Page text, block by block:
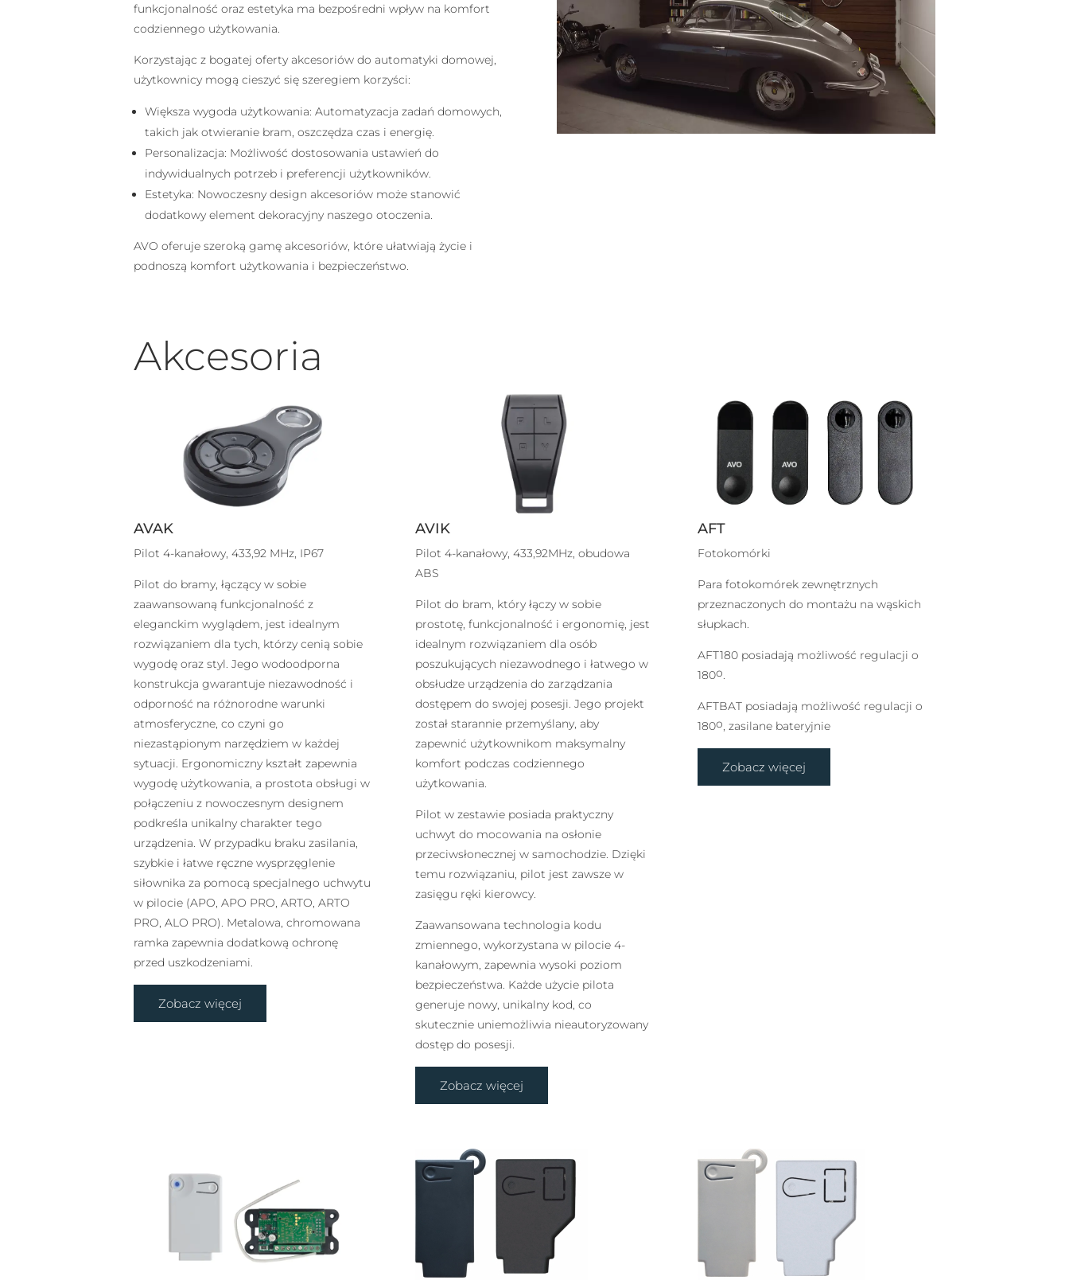
funkcjonalność oraz estetyka ma bezpośredni wpływ na komfort
codziennego użytkowania.
Korzystając z bogatej oferty akcesoriów do automatyki domowej,
użytkownicy mogą cieszyć się szeregiem korzyści:
Większa wygoda użytkowania: Automatyzacja zadań domowych,
takich jak otwieranie bram, oszczędza czas i energię.
Personalizacja: Możliwość dostosowania ustawień do
indywidualnych potrzeb i preferencji użytkowników.
Estetyka: Nowoczesny design akcesoriów może stanowić
dodatkowy element dekoracyjny naszego otoczenia.
AVO oferuje szeroką gamę akcesoriów, które ułatwiają życie i
podnoszą komfort użytkowania i bezpieczeństwo.
Akcesoria
AVAK
Pilot 4-kanałowy, 433,92 MHz, IP67
Pilot do bramy, łączący w sobie
zaawansowaną funkcjonalność z
eleganckim wyglądem, jest idealnym
rozwiązaniem dla tych, którzy cenią sobie
wygodę oraz styl. Jego wodoodporna
konstrukcja gwarantuje niezawodność i
odporność na różnorodne warunki
atmosferyczne, co czyni go
niezastąpionym narzędziem w każdej
sytuacji. Ergonomiczny kształt zapewnia
wygodę użytkowania, a prostota obsługi w
połączeniu z nowoczesnym designem
podkreśla unikalny charakter tego
urządzenia. W przypadku braku zasilania,
szybkie i łatwe ręczne wysprzęglenie
siłownika za pomocą specjalnego uchwytu
w pilocie (APO, APO PRO, ARTO, ARTO
PRO, ALO PRO). Metalowa, chromowana
ramka zapewnia dodatkową ochronę
przed uszkodzeniami.
Zobacz więcej
AVIK
Pilot 4-kanałowy, 433,92MHz, obudowa
ABS
Pilot do bram, który łączy w sobie
prostotę, funkcjonalność i ergonomię, jest
idealnym rozwiązaniem dla osób
poszukujących niezawodnego i łatwego w
obsłudze urządzenia do zarządzania
dostępem do swojej posesji. Jego projekt
został starannie przemyślany, aby
zapewnić użytkownikom maksymalny
komfort podczas codziennego
użytkowania.
Pilot w zestawie posiada praktyczny
uchwyt do mocowania na osłonie
przeciwsłonecznej w samochodzie. Dzięki
temu rozwiązaniu, pilot jest zawsze w
zasięgu ręki kierowcy.
Zaawansowana technologia kodu
zmiennego, wykorzystana w pilocie 4-
kanałowym, zapewnia wysoki poziom
bezpieczeństwa. Każde użycie pilota
generuje nowy, unikalny kod, co
skutecznie uniemożliwia nieautoryzowany
dostęp do posesji.
Zobacz więcej
AFT
Fotokomórki
Para fotokomórek zewnętrznych
przeznaczonych do montażu na wąskich
słupkach.
AFT180 posiadają możliwość regulacji o
180o.
AFTBAT posiadają możliwość regulacji o
180o, zasilane bateryjnie
Zobacz więcej